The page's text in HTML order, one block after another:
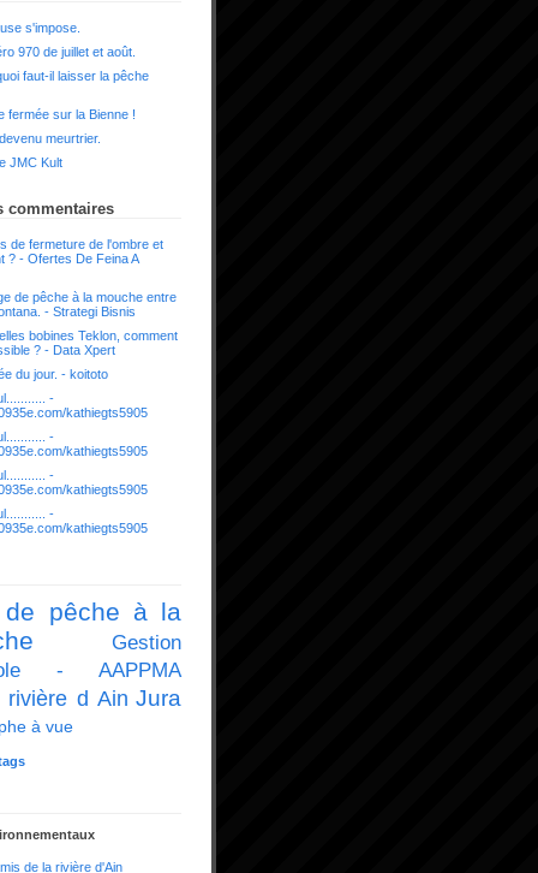
s'impose.
970 de juillet et août.
faut-il laisser la pêche
fermée sur la Bienne !
meurtrier.
JMC Kult
commentaires
de fermeture de l'ombre et
? - Ofertes De Feina A
de pêche à la mouche entre
- Strategi Bisnis
bobines Teklon, comment
? - Data Xpert
du jour. - koitoto
-
kathiegts5905
-
kathiegts5905
-
kathiegts5905
-
kathiegts5905
de pêche à la
Gestion
- AAPPMA
rivière d Ain Jura
à vue
de la rivière d'Ain